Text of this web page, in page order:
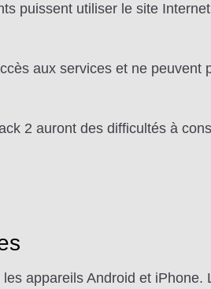
puissent utiliser le site
aux services et ne peuvent
2 auront des difficultés à
appareils Android et iPhone.